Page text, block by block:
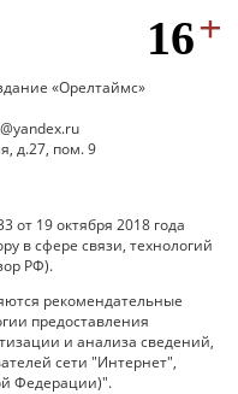
«Орелтаймс»
д.27, пом. 9
19 октября 2018 года
в сфере связи, технологий
РФ).
рекомендательные
предоставления
и анализа сведений,
сети "Интернет",
Федерации)".